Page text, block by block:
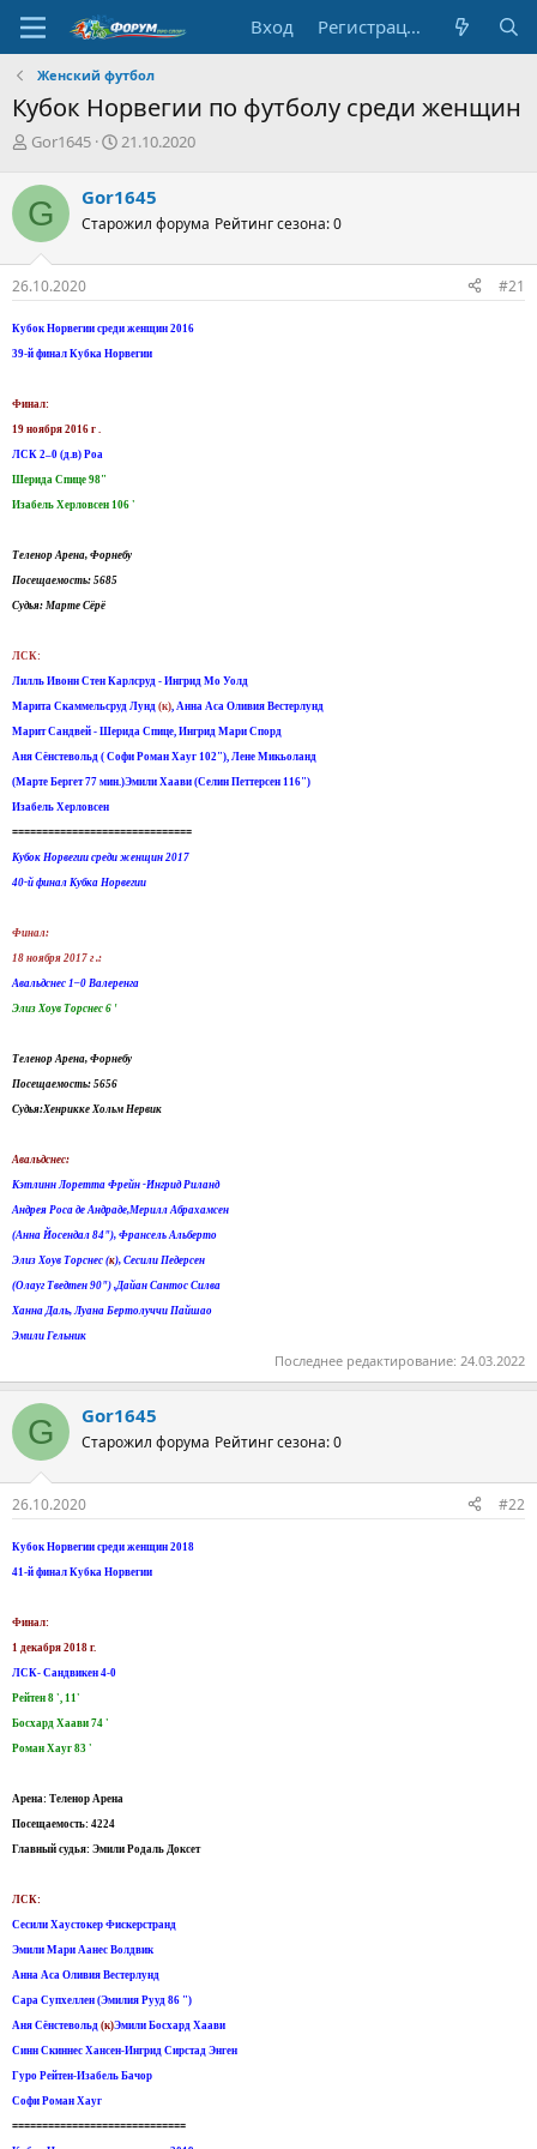
Вход Регистрация
Женский футбол
Кубок Норвегии по футболу среди женщин
А
т
о
р
т
е
м
Gor1645
Д
а
н
ч
а
21.10.2020
G Gor1645
Старожил форума Рейтинг сезона: 0
26.10.2020 #21
Кубок Норвегии среди женщин 2016
39-й финал Кубка Норвегии
Финал:
19 ноября 2016 г .
ЛСК 2–0 (д.в) Роа
Шерида Спице 98"
Изабель Херловсен 106 '
Теленор Арена, Форнебу
Посещаемость: 5685
Судья: Марте Сёрё
ЛСК:
Лилль Ивонн Стен Карлсруд - Ингрид Мо Уолд
Марита Скаммельсруд Лунд (к) , Анна Аса Оливия Вестерлунд
Марит Сандвей - Шерида Спице, Ингрид Мари Спорд
Аня Сёнстевольд ( Софи Роман Хауг 102"), Лене Микьоланд
(Марте Бергет 77 мин.)Эмили Хаави (Селин Петтерсен 116")
Изабель Херловсен
==============================
Кубок Норвегии среди женщин 2017
40-й финал Кубка Норвегии
Финал:
18 ноября 2017 г .:
Авальдснес 1–0 Валеренга
Элиз Хоув Торснес 6 '
Теленор Арена, Форнебу
Посещаемость: 5656
Судья:Хенрикке Хольм Нервик
Авальдснес:
Кэтлинн Лоретта Фрейн -Ингрид Риланд
Андрея Роса де Андраде,Мерилл Абрахамсен
(Анна Йосендал 84"), Франсель Альберто
Элиз Хоув Торснес (к), Сесили Педерсен
(Олауг Тведтен 90") ,Дайан Сантос Силва
Ханна Даль, Луана Бертолуччи Пайшао
Эмили Гельник
Последнее редактирование: 24.03.2022
G Gor1645
Старожил форума Рейтинг сезона: 0
26.10.2020 #22
Кубок Норвегии среди женщин 2018
41-й финал Кубка Норвегии
Финал:
1 декабря 2018 г.
ЛСК- Сандвикен 4-0
Рейтен 8 ', 11'
Босхард Хаави 74 '
Роман Хауг 83 '
Арена: Теленор Арена
Посещаемость: 4224
Главный судья: Эмили Родаль Доксет
ЛСК:
Сесили Хаустокер Фискерстранд
Эмили Мари Аанес Волдвик
Анна Аса Оливия Вестерлунд
Сара Супхеллен (Эмилия Рууд 86 ")
Аня Сёнстевольд (к)Эмили Босхард Хаави
Синн Скиннес Хансен-Ингрид Сирстад Энген
Гуро Рейтен-Изабель Бачор
Софи Роман Хауг
=============================